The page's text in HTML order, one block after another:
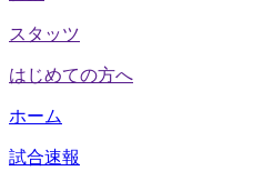
スタッツ
はじめての方へ
ホーム
試合速報